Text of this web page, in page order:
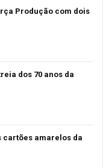
Produção com dois
dos 70 anos da
cartões amarelos da